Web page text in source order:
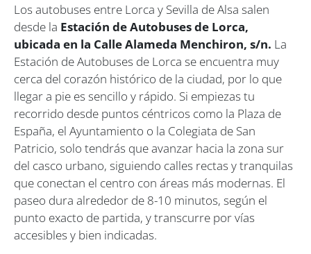
Los autobuses entre Lorca y Sevilla de Alsa salen
desde la Estación de Autobuses de Lorca,
ubicada en la Calle Alameda Menchiron, s/n. La
Estación de Autobuses de Lorca se encuentra muy
cerca del corazón histórico de la ciudad, por lo que
llegar a pie es sencillo y rápido. Si empiezas tu
recorrido desde puntos céntricos como la Plaza de
España, el Ayuntamiento o la Colegiata de San
Patricio, solo tendrás que avanzar hacia la zona sur
del casco urbano, siguiendo calles rectas y tranquilas
que conectan el centro con áreas más modernas. El
paseo dura alrededor de 8-10 minutos, según el
punto exacto de partida, y transcurre por vías
accesibles y bien indicadas.